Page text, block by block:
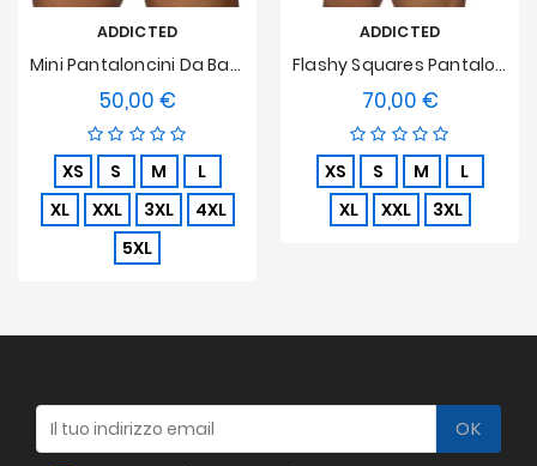
ADDICTED
Mini Pantaloncini Da Bagno Basic - Bianco
50,00 €Prezzo
XS S M
L
XL
XXL 3XL
4XL
5XL
ADDICTED
Flashy Squares Pantaloncini Da Bagno - Viola
70,00 €Prezzo
XS S M
L
XL
XXL 3XL